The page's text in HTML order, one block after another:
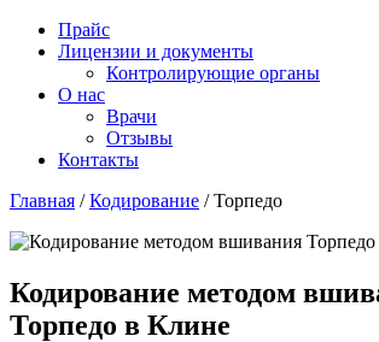
Прайс
Лицензии и документы
Контролирующие органы
О нас
Врачи
Отзывы
Контакты
Главная /Кодирование /Торпедо
Кодирование методом
Торпедо в Клине